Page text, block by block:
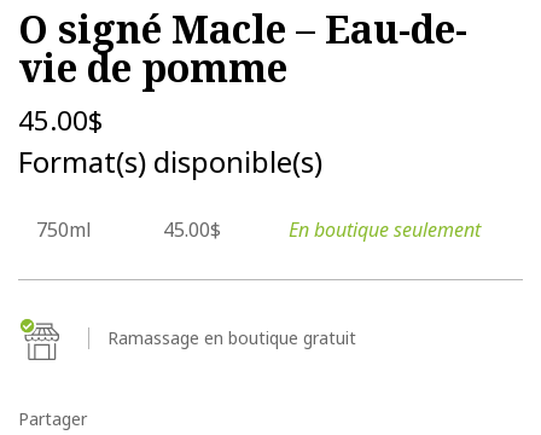
O signé Macle – Eau-de-
vie de pomme
45.00$
Format(s) disponible(s)
750ml 45.00$ En boutique seulement
Ramassage en boutique gratuit
Partager